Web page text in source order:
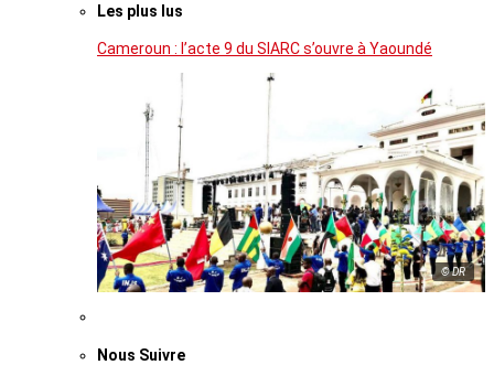
Les plus lus
Cameroun : l’acte 9 du SIARC s’ouvre à Yaoundé
© DR
Nous Suivre